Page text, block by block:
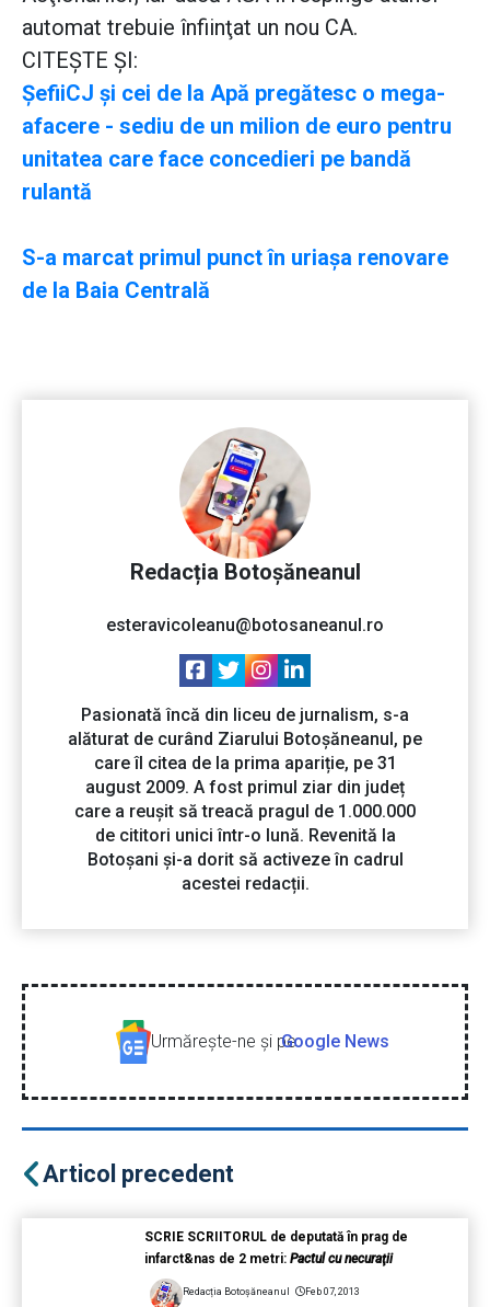
automat trebuie înfiinţat un nou CA.
CITEŞTE ŞI:
ŞefiiCJ şi cei de la Apă pregătesc o mega-
afacere - sediu de un milion de euro pentru
unitatea care face concedieri pe bandă
rulantă
S-a marcat primul punct în uriaşa renovare
de la Baia Centrală
Redacția Botoșăneanul
esteravicoleanu@botosaneanul.ro
Pasionată încă din liceu de jurnalism, s-a
alăturat de curând Ziarului Botoșăneanul, pe
care îl citea de la prima apariție, pe 31
august 2009. A fost primul ziar din județ
care a reușit să treacă pragul de 1.000.000
de cititori unici într-o lună. Revenită la
Botoșani și-a dorit să activeze în cadrul
acestei redacții.
Urmăreşte-ne şi peGoogle News
Articol precedent
SCRIE SCRIITORUL de deputată în prag de
infarct&nas de 2 metri: Pactul cu necuraţii
Redacția Botoșăneanul Feb 07, 2013